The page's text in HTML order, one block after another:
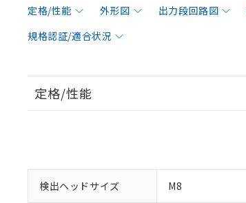
定格/性能 外形図 出力段回路図
規格認証/適合状況
定格/性能
検出ヘッドサイズ M8